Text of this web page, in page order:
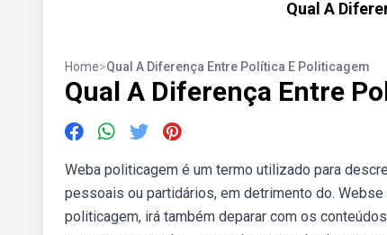
Qual A
Home>Qual A Diferença Entre Política E Politicagem
Qual A Diferença Entre
Weba politicagem é um termo utilizado para
pessoais ou partidários, em detrimento do.
politicagem, irá também deparar com os